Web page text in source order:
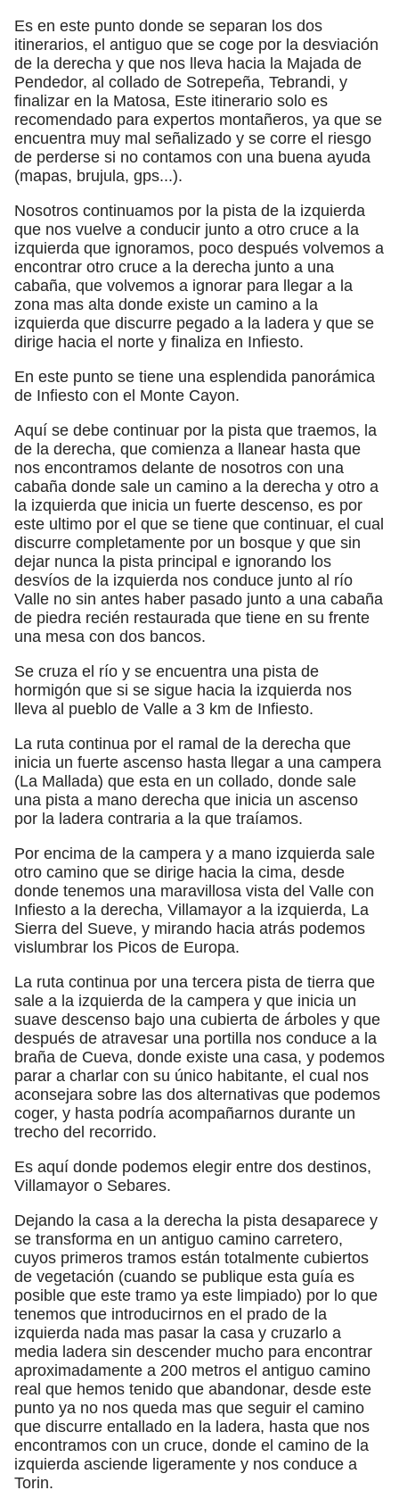
Es en este punto donde se separan los dos
itinerarios, el antiguo que se coge por la desviación
de la derecha y que nos lleva hacia la Majada de
Pendedor, al collado de Sotrepeña, Tebrandi, y
finalizar en la Matosa, Este itinerario solo es
recomendado para expertos montañeros, ya que se
encuentra muy mal señalizado y se corre el riesgo
de perderse si no contamos con una buena ayuda
(mapas, brujula, gps...).
Nosotros continuamos por la pista de la izquierda
que nos vuelve a conducir junto a otro cruce a la
izquierda que ignoramos, poco después volvemos a
encontrar otro cruce a la derecha junto a una
cabaña, que volvemos a ignorar para llegar a la
zona mas alta donde existe un camino a la
izquierda que discurre pegado a la ladera y que se
dirige hacia el norte y finaliza en Infiesto.
En este punto se tiene una esplendida panorámica
de Infiesto con el Monte Cayon.
Aquí se debe continuar por la pista que traemos, la
de la derecha, que comienza a llanear hasta que
nos encontramos delante de nosotros con una
cabaña donde sale un camino a la derecha y otro a
la izquierda que inicia un fuerte descenso, es por
este ultimo por el que se tiene que continuar, el cual
discurre completamente por un bosque y que sin
dejar nunca la pista principal e ignorando los
desvíos de la izquierda nos conduce junto al río
Valle no sin antes haber pasado junto a una cabaña
de piedra recién restaurada que tiene en su frente
una mesa con dos bancos.
Se cruza el río y se encuentra una pista de
hormigón que si se sigue hacia la izquierda nos
lleva al pueblo de Valle a 3 km de Infiesto.
La ruta continua por el ramal de la derecha que
inicia un fuerte ascenso hasta llegar a una campera
(La Mallada) que esta en un collado, donde sale
una pista a mano derecha que inicia un ascenso
por la ladera contraria a la que traíamos.
Por encima de la campera y a mano izquierda sale
otro camino que se dirige hacia la cima, desde
donde tenemos una maravillosa vista del Valle con
Infiesto a la derecha, Villamayor a la izquierda, La
Sierra del Sueve, y mirando hacia atrás podemos
vislumbrar los Picos de Europa.
La ruta continua por una tercera pista de tierra que
sale a la izquierda de la campera y que inicia un
suave descenso bajo una cubierta de árboles y que
después de atravesar una portilla nos conduce a la
braña de Cueva, donde existe una casa, y podemos
parar a charlar con su único habitante, el cual nos
aconsejara sobre las dos alternativas que podemos
coger, y hasta podría acompañarnos durante un
trecho del recorrido.
Es aquí donde podemos elegir entre dos destinos,
Villamayor o Sebares.
Dejando la casa a la derecha la pista desaparece y
se transforma en un antiguo camino carretero,
cuyos primeros tramos están totalmente cubiertos
de vegetación (cuando se publique esta guía es
posible que este tramo ya este limpiado) por lo que
tenemos que introducirnos en el prado de la
izquierda nada mas pasar la casa y cruzarlo a
media ladera sin descender mucho para encontrar
aproximadamente a 200 metros el antiguo camino
real que hemos tenido que abandonar, desde este
punto ya no nos queda mas que seguir el camino
que discurre entallado en la ladera, hasta que nos
encontramos con un cruce, donde el camino de la
izquierda asciende ligeramente y nos conduce a
Torin.